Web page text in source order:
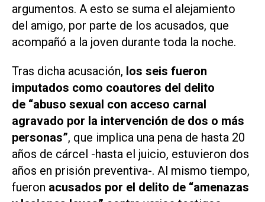
argumentos. A esto se suma el alejamiento
del amigo, por parte de los acusados, que
acompañó a la joven durante toda la noche.
Tras dicha acusación, los seis fueron
imputados como coautores del delito
de “abuso sexual con acceso carnal
agravado por la intervención de dos o más
personas”, que implica una pena de hasta 20
años de cárcel -hasta el juicio, estuvieron dos
años en prisión preventiva-. Al mismo tiempo,
fueron acusados por el delito de “amenazas